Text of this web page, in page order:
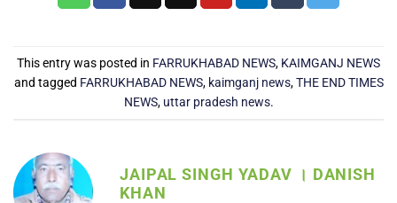
This entry was posted in FARRUKHABAD NEWS, KAIMGANJ NEWS
and tagged FARRUKHABAD NEWS, kaimganj news,THE END TIMES
NEWS, uttar pradesh news.
JAIPAL SINGH YADAV । DANISH
KHAN